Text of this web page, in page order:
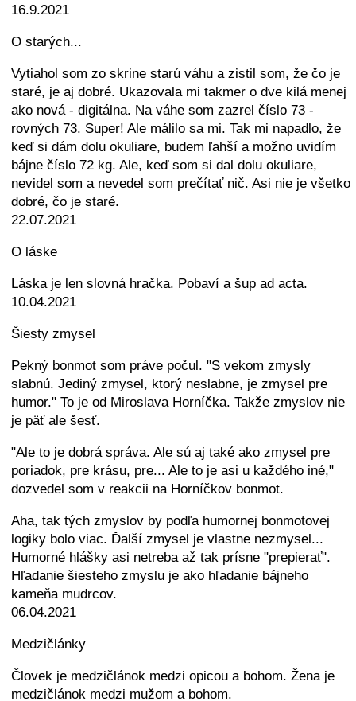
16.9.2021
O starých...
Vytiahol som zo skrine starú váhu a zistil som, že čo je
staré, je aj dobré. Ukazovala mi takmer o dve kilá menej
ako nová - digitálna. Na váhe som zazrel číslo 73 -
rovných 73. Super! Ale málilo sa mi. Tak mi napadlo, že
keď si dám dolu okuliare, budem ľahší a možno uvidím
bájne číslo 72 kg. Ale, keď som si dal dolu okuliare,
nevidel som a nevedel som prečítať nič. Asi nie je všetko
dobré, čo je staré.
22.07.2021
O láske
Láska je len slovná hračka. Pobaví a šup ad acta.
10.04.2021
Šiesty zmysel
Pekný bonmot som práve počul. "S vekom zmysly
slabnú. Jediný zmysel, ktorý neslabne, je zmysel pre
humor." To je od Miroslava Horníčka. Takže zmyslov nie
je päť ale šesť.
"Ale to je dobrá správa. Ale sú aj také ako zmysel pre
poriadok, pre krásu, pre... Ale to je asi u každého iné,"
dozvedel som v reakcii na Horníčkov bonmot.
Aha, tak tých zmyslov by podľa humornej bonmotovej
logiky bolo viac. Ďalší zmysel je vlastne nezmysel...
Humorné hlášky asi netreba až tak prísne "prepierať".
Hľadanie šiesteho zmyslu je ako hľadanie bájneho
kameňa mudrcov.
06.04.2021
Medzičlánky
Človek je medzičlánok medzi opicou a bohom. Žena je
medzičlánok medzi mužom a bohom.